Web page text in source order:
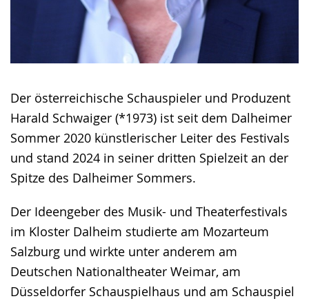
Der österreichische Schauspieler und Produzent
Harald Schwaiger (*1973) ist seit dem Dalheimer
Sommer 2020 künstlerischer Leiter des Festivals
und stand 2024 in seiner dritten Spielzeit an der
Spitze des Dalheimer Sommers.
Der Ideengeber des Musik- und Theaterfestivals
im Kloster Dalheim studierte am Mozarteum
Salzburg und wirkte unter anderem am
Deutschen Nationaltheater Weimar, am
Düsseldorfer Schauspielhaus und am Schauspiel